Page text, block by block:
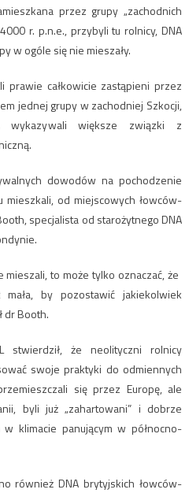
przez grupy „zachodnich
r. p.n.e., przybyli tu rolnicy, DNA
w ogóle się nie mieszały.
prawie całkowicie zastąpieni przez
jednej grupy w zachodniej Szkocji,
wykazywali większe związki z
dowodów na pochodzenie
od miejscowych łowców-
specjalista od starożytnego DNA
to może tylko oznaczać, że
by pozostawić jakiekolwiek
dr Booth.
stwierdził, że neolityczni rolnicy
swoje praktyki do odmiennych
się przez Europę, ale
byli już „zahartowani” i dobrze
klimacie panującym w północno-
również DNA brytyjskich łowców-